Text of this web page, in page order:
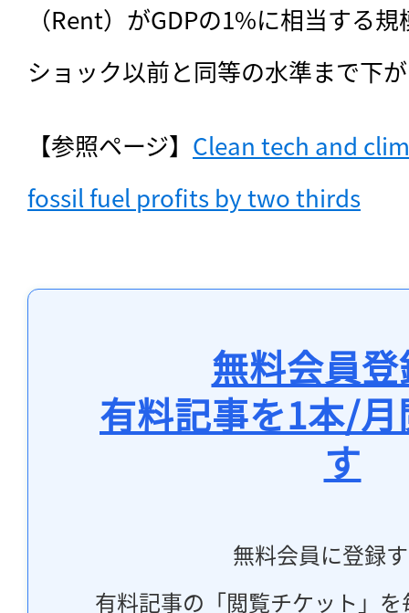
（Rent）がGDPの1%に相当する
ショック以前と同等の水準まで下
【参照ページ】 Clean tech and
fossil fuel profits by two thirds
無料会員
有料記事を1本/
す
無料会員に登録
有料記事の「閲覧チケット」